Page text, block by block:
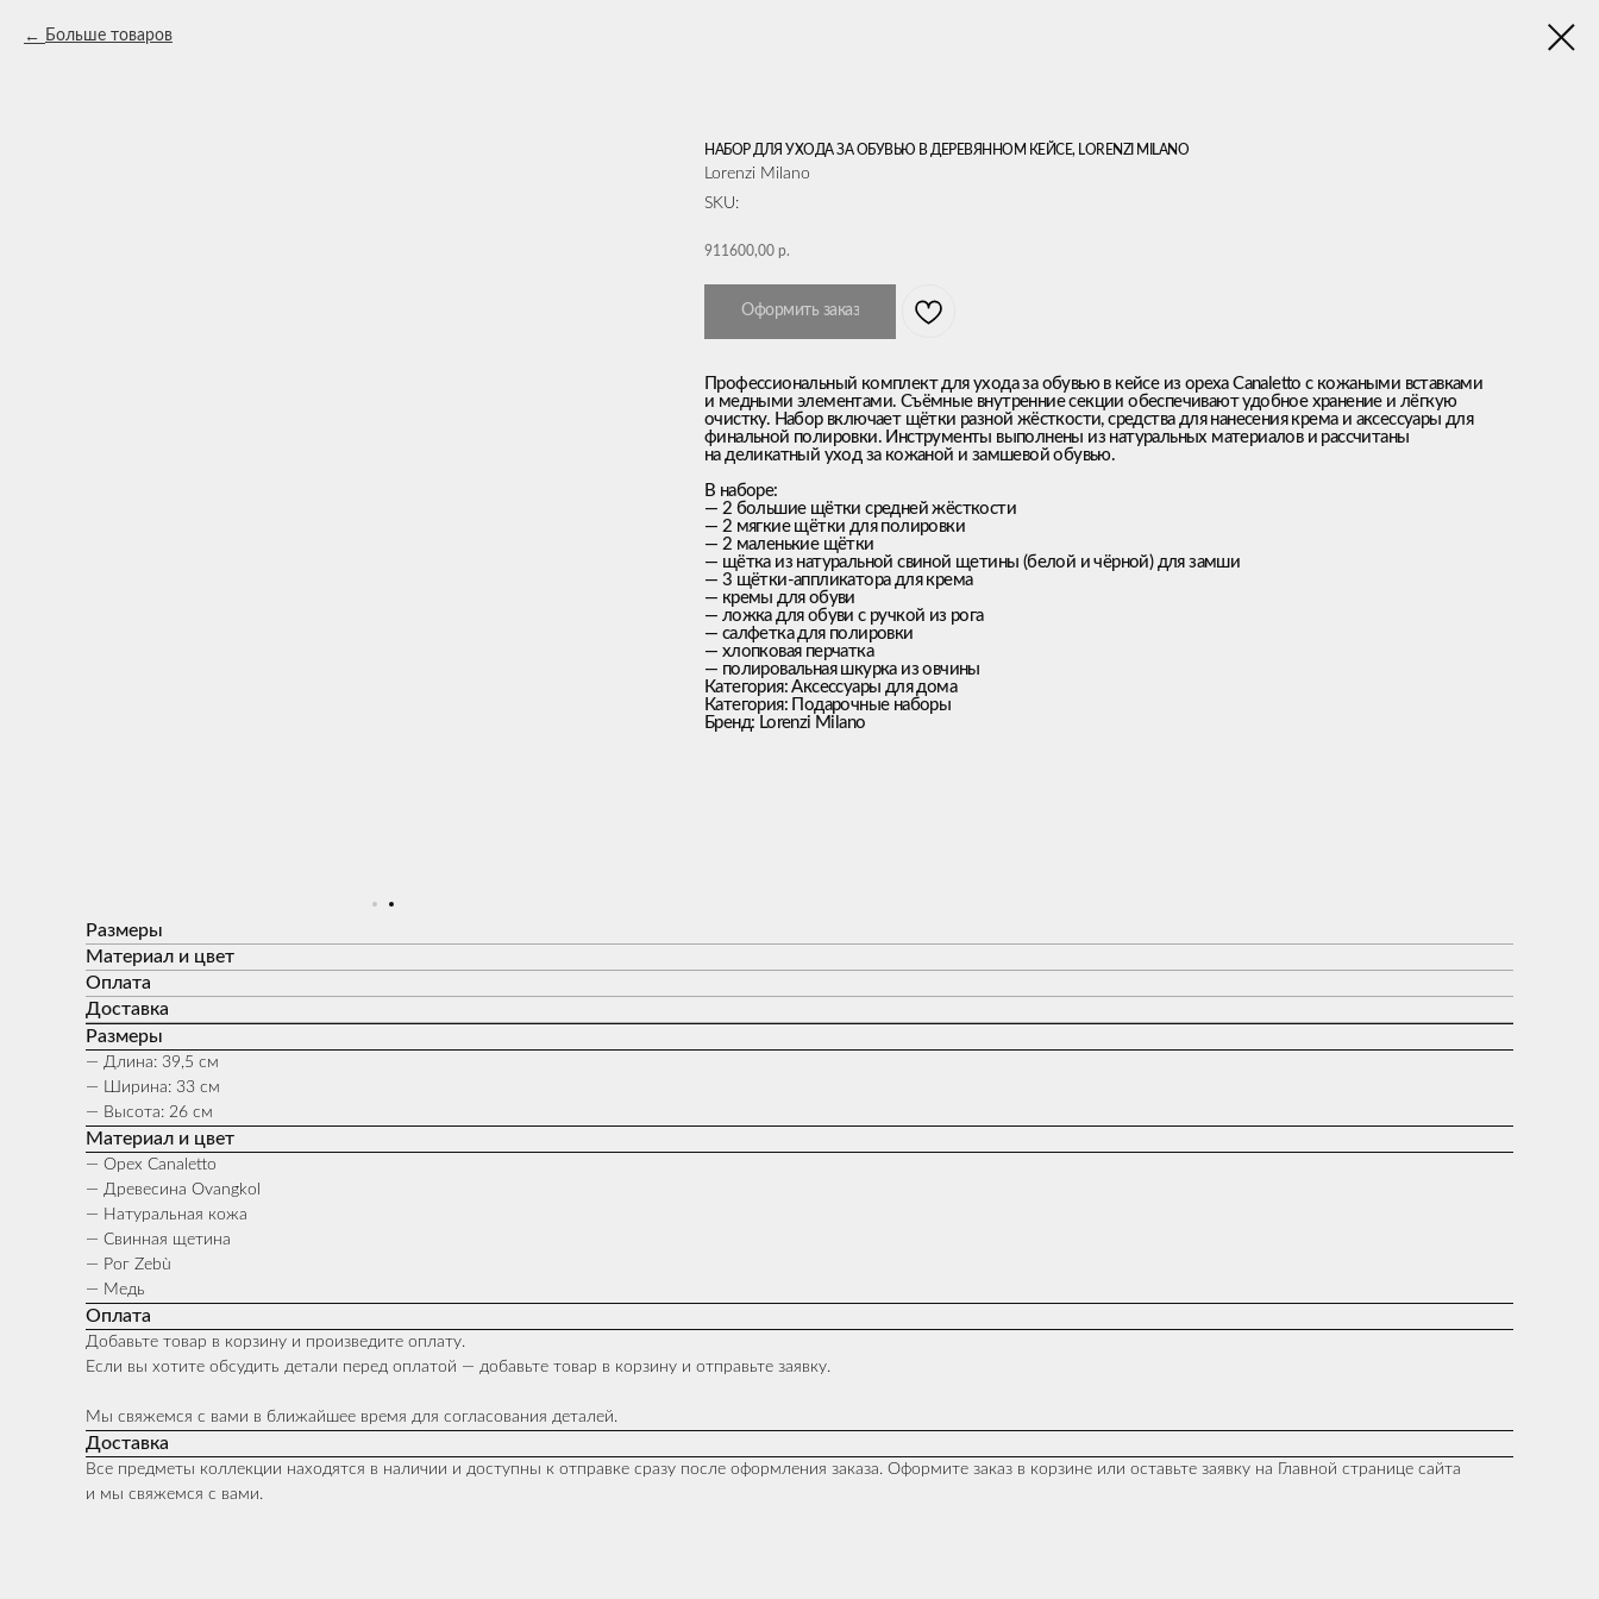
Больше товаров
НАБОР ДЛЯ УХОДА ЗА ОБУВЬЮ В ДЕРЕВЯННОМ КЕЙСЕ, LORENZI MILANO
Lorenzi Milano
SKU:
911600,00 р.
Оформить заказ
Профессиональный комплект для ухода за обувью в кейсе из ореха Canaletto с кожаными вставками
и медными элементами. Съёмные внутренние секции обеспечивают удобное хранение и лёгкую
очистку. Набор включает щётки разной жёсткости, средства для нанесения крема и аксессуары для
финальной полировки. Инструменты выполнены из натуральных материалов и рассчитаны
на деликатный уход за кожаной и замшевой обувью.
В наборе:
— 2 большие щётки средней жёсткости
— 2 мягкие щётки для полировки
— 2 маленькие щётки
— щётка из натуральной свиной щетины (белой и чёрной) для замши
— 3 щётки-аппликатора для крема
— кремы для обуви
— ложка для обуви с ручкой из рога
— салфетка для полировки
— хлопковая перчатка
— полировальная шкурка из овчины
Категория: Аксессуары для дома
Категория: Подарочные наборы
Бренд: Lorenzi Milano
Размеры
Материал и цвет
Оплата
Доставка
Размеры
— Длина: 39,5 см
— Ширина: 33 см
— Высота: 26 см
Материал и цвет
— Орех Canaletto
— Древесина Ovangkol
— Натуральная кожа
— Свинная щетина
— Рог Zebù
— Медь
Оплата
Добавьте товар в корзину и произведите оплату.
Если вы хотите обсудить детали перед оплатой — добавьте товар в корзину и отправьте заявку.
Мы свяжемся с вами в ближайшее время для согласования деталей.
Доставка
Все предметы коллекции находятся в наличии и доступны к отправке сразу после оформления заказа. Оформите заказ в корзине или оставьте заявку на Главной странице сайта
и мы свяжемся с вами.